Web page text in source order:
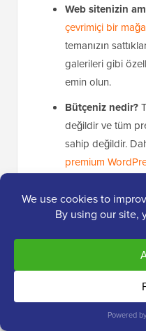
Web sitenizin
çevrimiçi bir
temanızın
galerileri gibi
emin olun.
Bütçeniz nedir?
değildir ve tüm
sahip değildir.
premium
Tema arayışınıza
popüler WordPress
WPBeginner olarak biz
üzerine kurulu özel bir
tasarımımız üzerinde